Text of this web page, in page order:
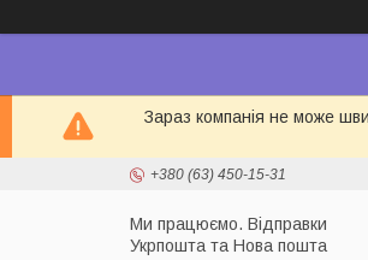
Зараз компанія не може
+380 (63) 450-15-31
Ми працюємо. Відправки
Укрпошта та Нова пошта